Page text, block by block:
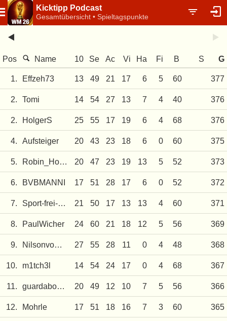
Kicktipp Podcast
Gesamtübersicht • Spieltagspunkte
Pos Name 10 Se Ac Vi Ha Fi B S G
1. Effzeh73 13 49 21 17 6 5 60 377
2. Tomi 14 54 27 13 7 4 40 376
2. HolgerS 25 55 17 19 6 4 68 376
4. Aufsteiger 20 43 23 18 6 0 60 375
5. Robin_Hood 20 47 23 19 13 5 52 373
6. BVBMANNI 17 51 28 17 6 0 52 372
7. Sport-frei-WM 21 50 17 13 13 4 60 371
8. PaulWicher 24 60 21 18 12 5 56 369
9. Nilsonvomdach 27 55 28 11 0 4 48 368
10. m1tch3l 14 54 24 17 0 4 68 367
11. guardabosque 20 49 12 10 7 5 56 366
12. Mohrle 17 51 18 16 7 3 60 365